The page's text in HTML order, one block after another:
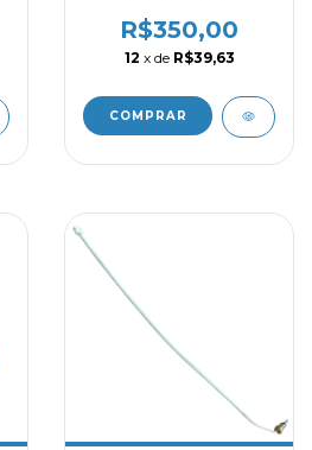
PR319224100
R$350,00
12 x de R$39,63